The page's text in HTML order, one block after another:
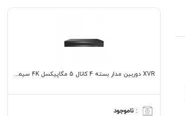
XVR دوربین مدار بسته 4 کانال 5 مگاپیکسل 4K سیماران مدل SM-XVN1401H5
: ناموجود